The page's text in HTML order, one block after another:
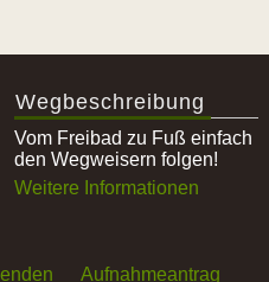
Wegbeschreibung
Vom Freibad zu Fuß einfach
den Wegweisern folgen!
Weitere Informationen
Aufnahmeantrag